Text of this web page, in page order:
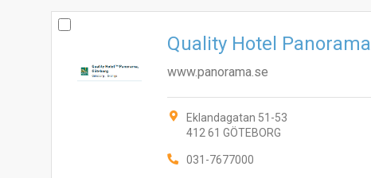
Quality Hotel Panorama
www.panorama.se
Eklandagatan 51-53
412 61 GÖTEBORG
031-7677000